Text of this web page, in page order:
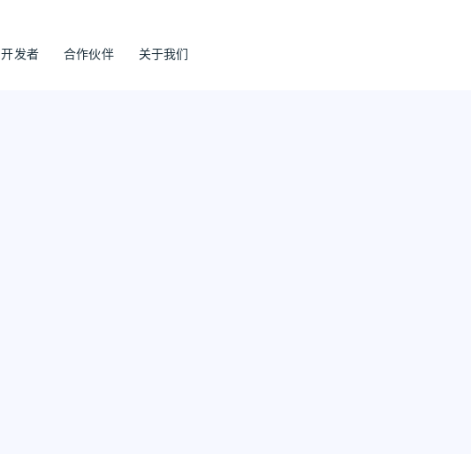
开发者 合作伙伴 关于我们